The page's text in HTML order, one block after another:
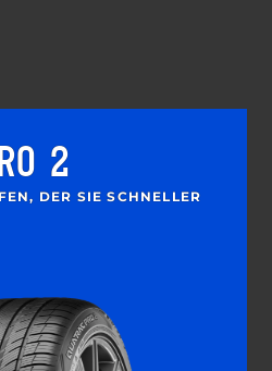
2
DER SIE SCHNELLER